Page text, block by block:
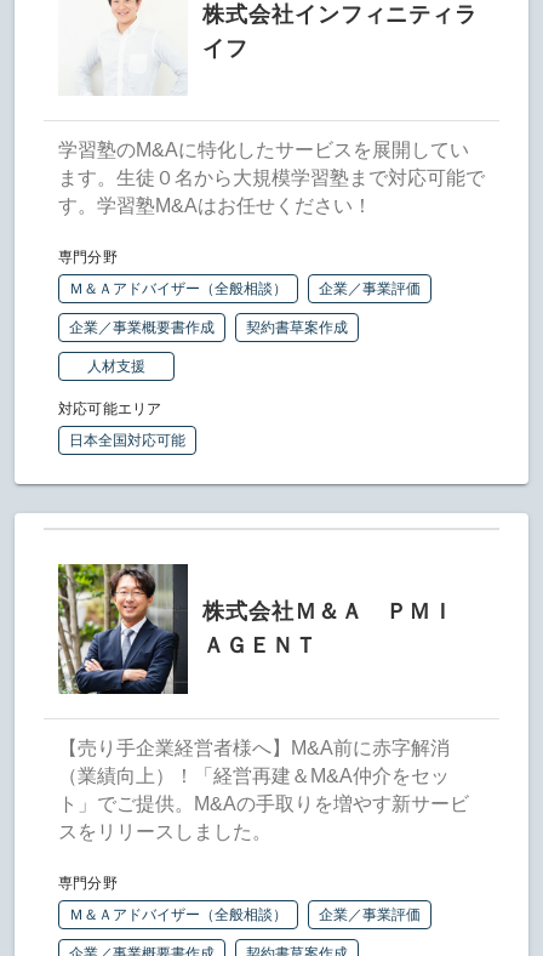
株式会社インフィニティラ
イフ
学習塾のM&Aに特化したサービスを展開してい
ます。生徒０名から大規模学習塾まで対応可能で
す。学習塾M&Aはお任せください！
専門分野
Ｍ＆Ａアドバイザー（全般相談）
企業／事業評価
企業／事業概要書作成 契約書草案作成
人材支援
対応可能エリア
日本全国対応可能
株式会社Ｍ＆Ａ ＰＭＩ
ＡＧＥＮＴ
【売り手企業経営者様へ】M&A前に赤字解消
（業績向上）！「経営再建＆M&A仲介をセッ
ト」でご提供。M&Aの手取りを増やす新サービ
スをリリースしました。
専門分野
Ｍ＆Ａアドバイザー（全般相談）
企業／事業評価